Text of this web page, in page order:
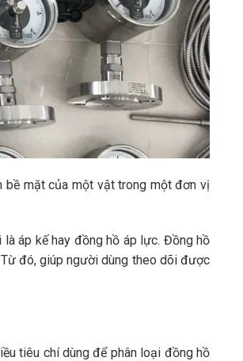
bề mặt của một vật trong một đơn vị
áp kế hay đồng hồ áp lực. Đồng hồ
đó, giúp người dùng theo dõi được
tiêu chí dùng để phân loại đồng hồ